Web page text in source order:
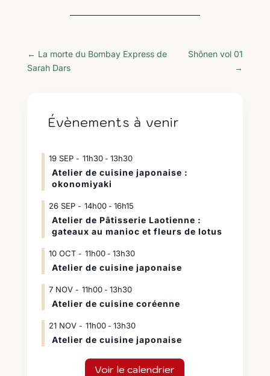
← La morte du Bombay Express de
Sarah Dars
Shônen vol 01
→
Évènements à venir
19 SEP 11h30- 13h30
Atelier de cuisine japonaise :
okonomiyaki
26 SEP 14h00- 16h15
Atelier de Pâtisserie Laotienne :
gateaux au manioc et fleurs de lotus
10 OCT 11h00- 13h30
Atelier de cuisine japonaise
7 NOV 11h00- 13h30
Atelier de cuisine coréenne
21 NOV 11h00- 13h30
Atelier de cuisine japonaise
Voir le calendrier